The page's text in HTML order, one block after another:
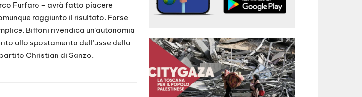
Furfaro – avrà fatto piacere
raggiunto il risultato. Forse
Biffoni rivendica un’autonomia
allo spostamento dell’asse della
Christian di Sanzo.